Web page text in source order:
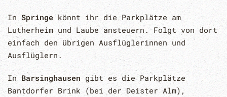
In Springe könnt ihr die Parkplätze am
Lutherheim und Laube ansteuern. Folgt von dort
einfach den übrigen Ausflüglerinnen und
Ausflüglern.
In Barsinghausen gibt es die Parkplätze
Bantdorfer Brink (bei der Deister Alm),